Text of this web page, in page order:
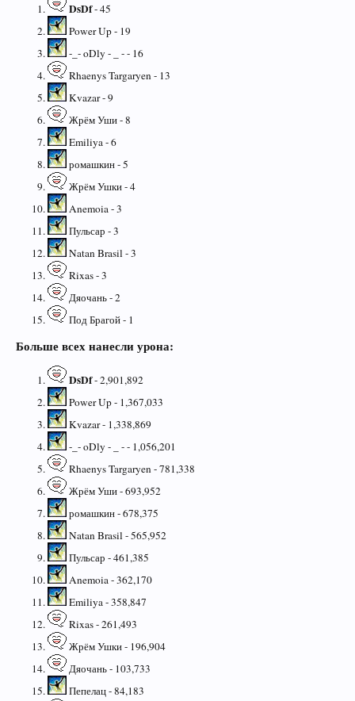
DsDf- 45
Power Up - 19
-_- oDly - _ - - 16
Rhaenys Targaryen - 13
Kvazar - 9
Жрём Уши - 8
Emiliya - 6
ромашкин - 5
Жрём Ушки - 4
Anemoia - 3
Пульсар - 3
Natan Brasil - 3
Rixas - 3
Дяочань - 2
Под Брагой - 1
Больше всех нанесли урона:
DsDf- 2,901,892
Power Up - 1,367,033
Kvazar - 1,338,869
-_- oDly - _ - - 1,056,201
Rhaenys Targaryen - 781,338
Жрём Уши - 693,952
ромашкин - 678,375
Natan Brasil - 565,952
Пульсар - 461,385
Anemoia - 362,170
Emiliya - 358,847
Rixas - 261,493
Жрём Ушки - 196,904
Дяочань - 103,733
Пепелац - 84,183